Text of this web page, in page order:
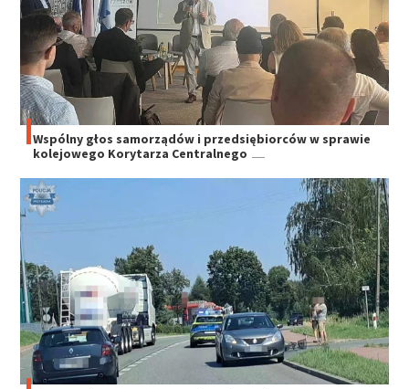
Wspólny głos samorządów i przedsiębiorców w sprawie
kolejowego Korytarza Centralnego